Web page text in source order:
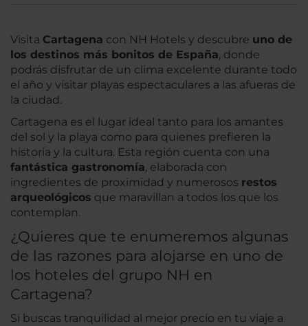
Visita Cartagena con NH Hotels y descubre uno de
los destinos más bonitos de España, donde
podrás disfrutar de un clima excelente durante todo
el año y visitar playas espectaculares a las afueras de
la ciudad.
Cartagena es el lugar ideal tanto para los amantes
del sol y la playa como para quienes prefieren la
historia y la cultura. Esta región cuenta con una
fantástica gastronomía, elaborada con
ingredientes de proximidad y numerosos restos
arqueológicos que maravillan a todos los que los
contemplan.
¿Quieres que te enumeremos algunas
de las razones para alojarse en uno de
los hoteles del grupo NH en
Cartagena?
Si buscas tranquilidad al mejor precio en tu viaje a